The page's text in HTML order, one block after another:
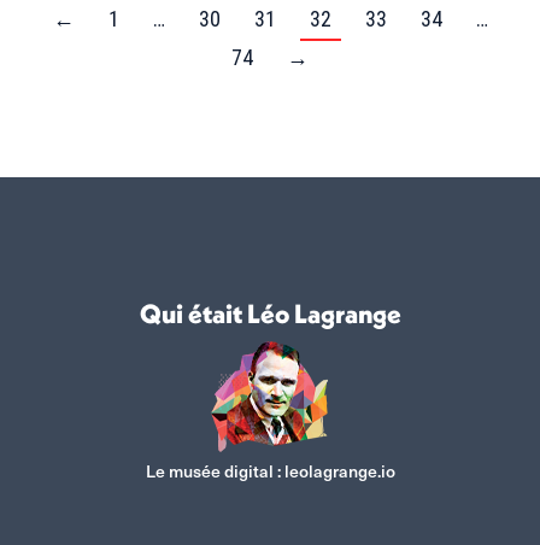
← 1 … 30 31 32 33 34
…
74
→
Qui était Léo Lagrange
Le musée digital :leolagrange.io